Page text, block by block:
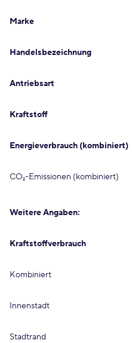
Marke
Handelsbezeichnung
Antriebsart
Kraftstoff
Energieverbrauch (kombiniert)
CO₂-Emissionen (kombiniert)
Weitere Angaben:
Kraftstoffverbrauch
Kombiniert
Innenstadt
Stadtrand